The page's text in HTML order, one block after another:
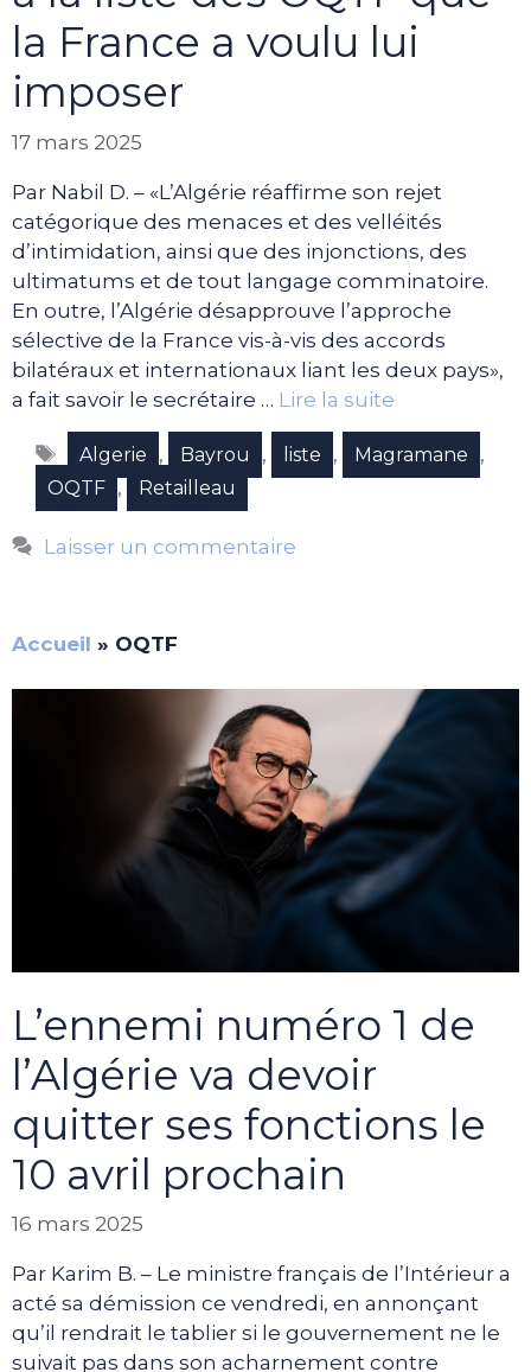
la France a voulu lui
imposer
17 mars 2025
Par Nabil D. – «L’Algérie réaffirme son rejet
catégorique des menaces et des velléités
d’intimidation, ainsi que des injonctions, des
ultimatums et de tout langage comminatoire.
En outre, l’Algérie désapprouve l’approche
sélective de la France vis-à-vis des accords
bilatéraux et internationaux liant les deux pays»,
a fait savoir le secrétaire … Lire la suite
Étiquettes
Algerie , Bayrou , liste , Magramane ,
OQTF , Retailleau
Laisser un commentaire
Accueil » OQTF
L’ennemi numéro 1 de
l’Algérie va devoir
quitter ses fonctions le
10 avril prochain
16 mars 2025
Par Karim B. – Le ministre français de l’Intérieur a
acté sa démission ce vendredi, en annonçant
qu’il rendrait le tablier si le gouvernement ne le
suivait pas dans son acharnement contre